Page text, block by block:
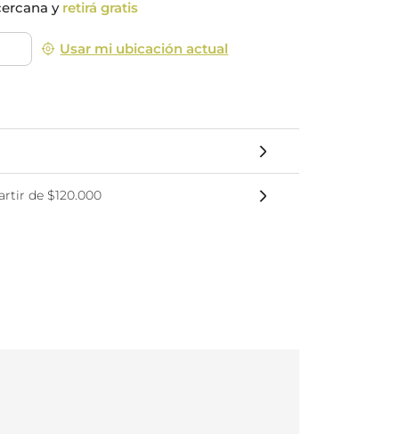
y retirá gratis
Usar mi ubicación actual
de $120.000